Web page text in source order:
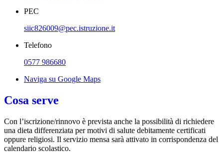
PEC
siic826009@pec.istruzione.it
Telefono
0577 986680
Naviga su Google Maps
Cosa serve
Con l’iscrizione/rinnovo è prevista anche la possibilità di richiedere
una dieta differenziata per motivi di salute debitamente certificati
oppure religiosi. Il servizio mensa sarà attivato in corrispondenza del
calendario scolastico.